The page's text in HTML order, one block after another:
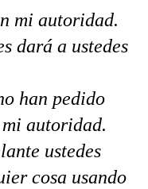
mi autoridad.
dará a ustedes
han pedido
autoridad.
ustedes
cosa usando